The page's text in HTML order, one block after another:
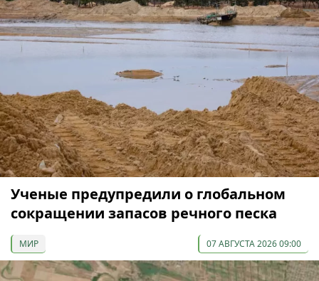
Ученые предупредили о глобальном
сокращении запасов речного песка
МИР 07 АВГУСТА 2026 09:00